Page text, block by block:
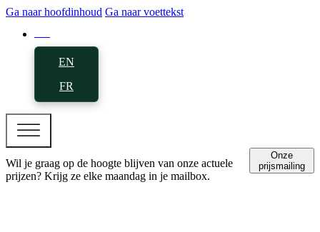
Ga naar hoofdinhoud Ga naar voettekst
EN
FR
Wil je graag op de hoogte blijven van onze actuele
prijzen? Krijg ze elke maandag in je mailbox.
Onze
prijsmailing